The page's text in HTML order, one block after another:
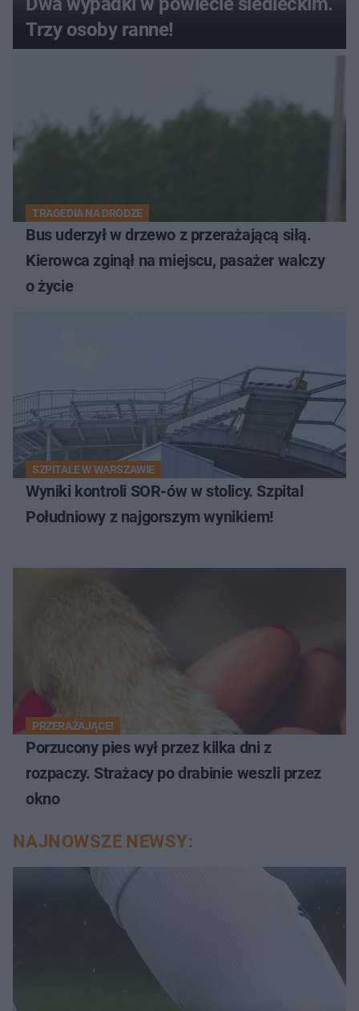
Trzy osoby ranne!
TRAGEDIA NA DRODZE
Bus uderzył w drzewo z przerażającą siłą.
Kierowca zginął na miejscu, pasażer walczy
o życie
SZPITALE W WARSZAWIE
Wyniki kontroli SOR-ów w stolicy. Szpital
Południowy z najgorszym wynikiem!
PRZERAŻAJĄCE!
Porzucony pies wył przez kilka dni z
rozpaczy. Strażacy po drabinie weszli przez
okno
NAJNOWSZE NEWSY: